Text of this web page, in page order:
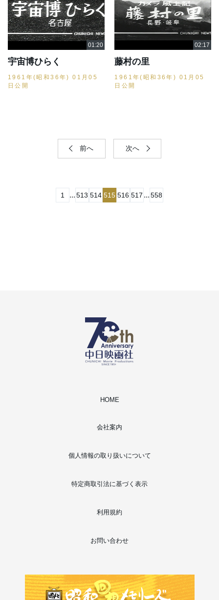
宇宙博ひらく
1961年(昭和36年) 01月05
日公開
藤村の里
1961年(昭和36年) 01月05
日公開
前へ 次へ
1 ...513 514 515 516 517 ...558
HOME
会社案内
個人情報の取り扱いについて
特定商取引法に基づく表示
利用規約
お問い合わせ